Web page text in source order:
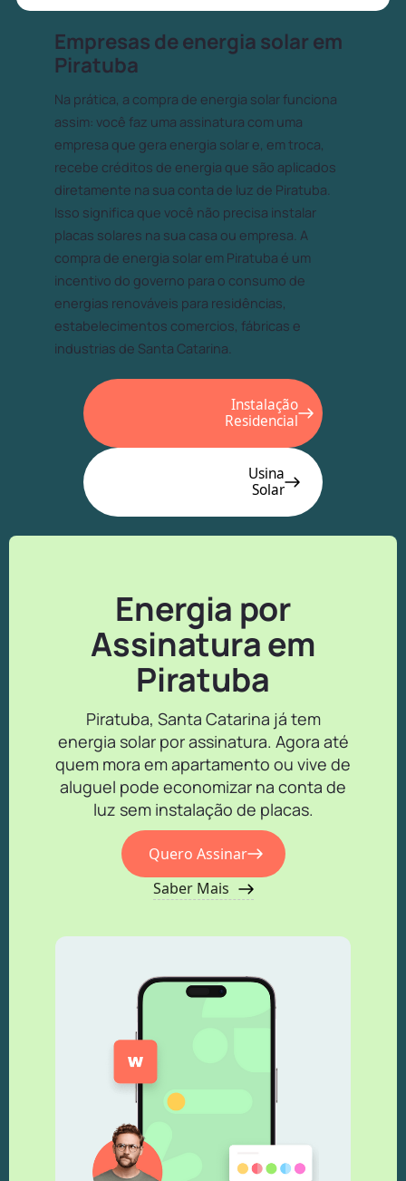
Empresas de energia solar em
Piratuba
Na prática, a compra de energia solar funciona
assim: você faz uma assinatura com uma
empresa que gera energia solar e, em troca,
recebe créditos de energia que são aplicados
diretamente na sua conta de luz de Piratuba.
Isso significa que você não precisa instalar
placas solares na sua casa ou empresa. A
compra de energia solar em Piratuba é um
incentivo do governo para o consumo de
energias renováveis para residências,
estabelecimentos comercios, fábricas e
industrias de Santa Catarina.
Instalação
Residencial
Usina
Solar
Energia por
Assinatura em
Piratuba
Piratuba, Santa Catarina já tem
energia solar por assinatura. Agora até
quem mora em apartamento ou vive de
aluguel pode economizar na conta de
luz sem instalação de placas.
Quero Assinar
Saber Mais